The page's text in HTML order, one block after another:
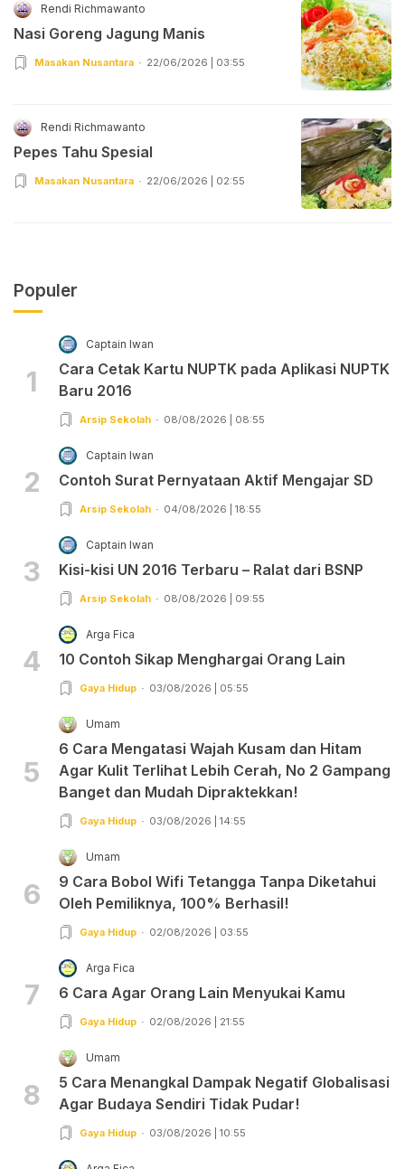
Rendi Richmawanto
Nasi Goreng Jagung Manis
Masakan Nusantara 22/06/2026 | 03:55
Rendi Richmawanto
Pepes Tahu Spesial
Masakan Nusantara 22/06/2026 | 02:55
Populer
1
Captain Iwan
Cara Cetak Kartu NUPTK pada Aplikasi NUPTK
Baru 2016
Arsip Sekolah 08/08/2026 | 08:55
2
Captain Iwan
Contoh Surat Pernyataan Aktif Mengajar SD
Arsip Sekolah 04/08/2026 | 18:55
3
Captain Iwan
Kisi-kisi UN 2016 Terbaru – Ralat dari BSNP
Arsip Sekolah 08/08/2026 | 09:55
4
Arga Fica
10 Contoh Sikap Menghargai Orang Lain
Gaya Hidup 03/08/2026 | 05:55
5
Umam
6 Cara Mengatasi Wajah Kusam dan Hitam
Agar Kulit Terlihat Lebih Cerah, No 2 Gampang
Banget dan Mudah Dipraktekkan!
Gaya Hidup 03/08/2026 | 14:55
6
Umam
9 Cara Bobol Wifi Tetangga Tanpa Diketahui
Oleh Pemiliknya, 100% Berhasil!
Gaya Hidup 02/08/2026 | 03:55
7
Arga Fica
6 Cara Agar Orang Lain Menyukai Kamu
Gaya Hidup 02/08/2026 | 21:55
8
Umam
5 Cara Menangkal Dampak Negatif Globalisasi
Agar Budaya Sendiri Tidak Pudar!
Gaya Hidup 03/08/2026 | 10:55